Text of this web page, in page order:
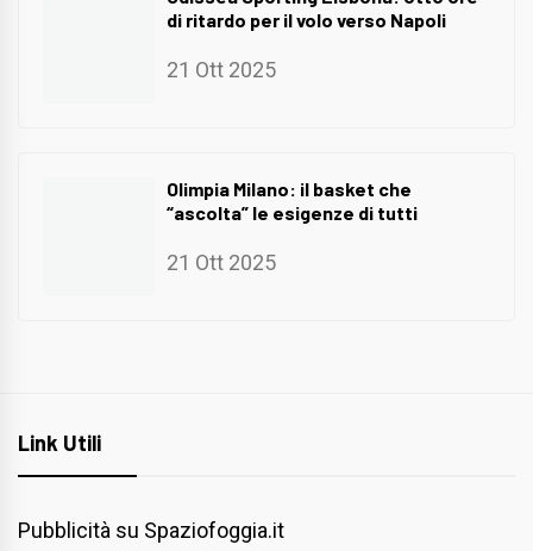
di ritardo per il volo verso Napoli
21 Ott 2025
Olimpia Milano: il basket che
“ascolta” le esigenze di tutti
21 Ott 2025
Link Utili
Pubblicità su Spaziofoggia.it